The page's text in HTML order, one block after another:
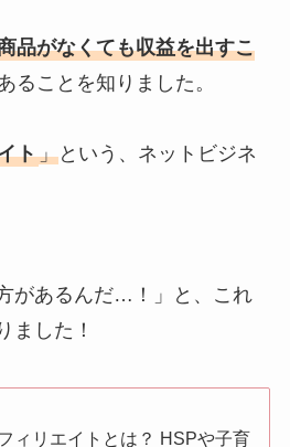
品がなくても収益を出すこ
ることを知りました。
ト」という、ネットビジネ
があるんだ…！」と、これ
ました！
ィリエイトとは？ HSPや子育